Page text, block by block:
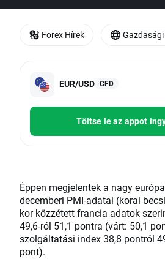
EUR/USD CFD
Töltse le az appot
Éppen megjelentek a nagy
decemberi PMI-adatai (korai
kor közzétett francia adatok
49,6-ról 51,1 pontra (várt: 50,1
szolgáltatási index 38,8 pontról
pont).
Forex Hírek